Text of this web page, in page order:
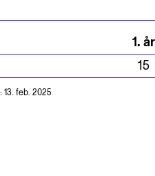
1. år
15
feb. 2025